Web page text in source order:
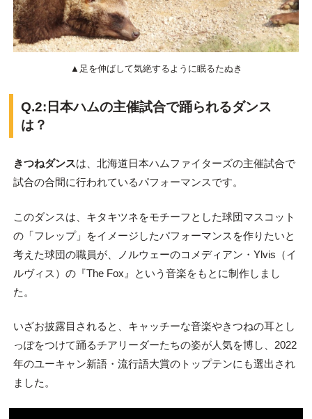
▲足を伸ばして気絶するように眠るたぬき
Q.2:日本ハムの主催試合で踊られるダンス
は？
きつねダンスは、北海道日本ハムファイターズの主催試合で
試合の合間に行われているパフォーマンスです。
このダンスは、キタキツネをモチーフとした球団マスコット
の「フレップ」をイメージしたパフォーマンスを作りたいと
考えた球団の職員が、ノルウェーのコメディアン・Ylvis（イ
ルヴィス）の『The Fox』という音楽をもとに制作しまし
た。
いざお披露目されると、キャッチーな音楽やきつねの耳とし
っぽをつけて踊るチアリーダーたちの姿が人気を博し、2022
年のユーキャン新語・流行語大賞のトップテンにも選出され
ました。